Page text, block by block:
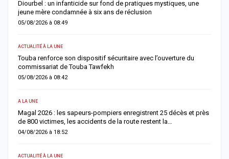
Diourbel : un infanticide sur fond de pratiques mystiques, une
jeune mère condamnée à six ans de réclusion
05/08/2026 à 08:49
ACTUALITÉ À LA UNE
Touba renforce son dispositif sécuritaire avec l’ouverture du
commissariat de Touba Tawfekh
05/08/2026 à 08:42
A LA UNE
Magal 2026 : les sapeurs-pompiers enregistrent 25 décès et près
de 800 victimes, les accidents de la route restent la…
04/08/2026 à 18:52
ACTUALITÉ À LA UNE